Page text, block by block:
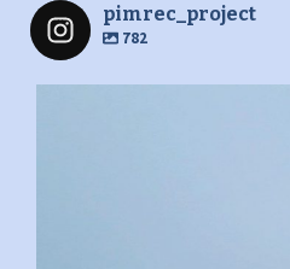
pimrec_project
782